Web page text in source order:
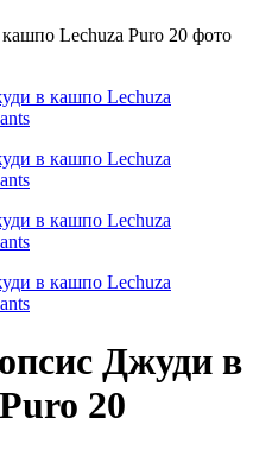
Джуди в
20